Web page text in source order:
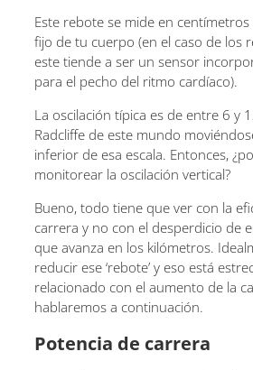
Este rebote se mide en
fijo de tu cuerpo (en el caso de los
este tiende a ser un sensor
para el pecho del ritmo cardíaco).
La oscilación típica es de entre 6 y
Radcliffe de este mundo
inferior de esa escala. Entonces,
monitorear la oscilación vertical?
Bueno, todo tiene que ver con la
carrera y no con el desperdicio de
que avanza en los kilómetros.
reducir ese ‘rebote’ y eso está
relacionado con el aumento de la
hablaremos a continuación.
Potencia de carrera